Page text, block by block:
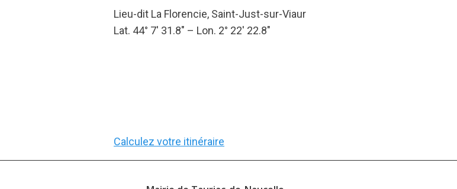
Lieu-dit La Florencie, Saint-Just-sur-Viaur
Lat. 44° 7′ 31.8″ – Lon. 2° 22′ 22.8″
Calculez votre itinéraire